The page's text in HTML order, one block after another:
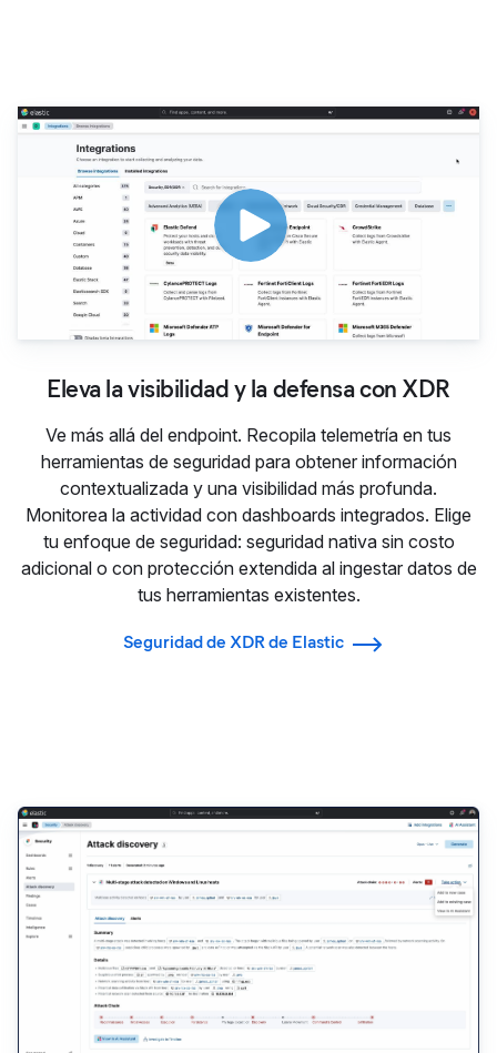
Eleva la visibilidad y la defensa con XDR
Ve más allá del endpoint. Recopila telemetría en tus
herramientas de seguridad para obtener información
contextualizada y una visibilidad más profunda.
Monitorea la actividad con dashboards integrados. Elige
tu enfoque de seguridad: seguridad nativa sin costo
adicional o con protección extendida al ingestar datos de
tus herramientas existentes.
Seguridad de XDR de Elastic
Eleva la visibilidad y la